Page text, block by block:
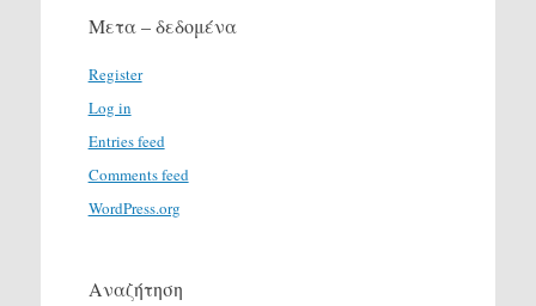
Μετα – δεδομένα
Register
Log in
Entries feed
Comments feed
WordPress.org
Αναζήτηση